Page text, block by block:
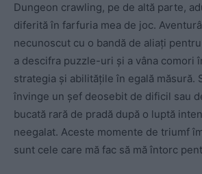
Dungeon crawling, pe de altă parte,
diferită în farfuria mea de joc.
necunoscut cu o bandă de aliați
a descifra puzzle-uri și a vâna comori
strategia și abilitățile în egală măsură.
învinge un șef deosebit de dificil sau
bucată rară de pradă după o luptă
neegalat. Aceste momente de triumf
sunt cele care mă fac să mă întorc